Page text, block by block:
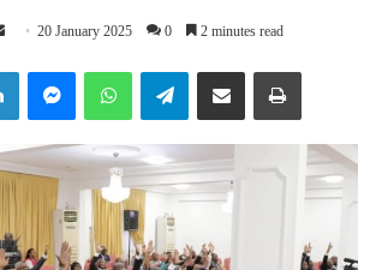
Send 20 January 2025 0 2 minutes read
LinkedInMessengerWhatsAppTelegramShare via Email Print